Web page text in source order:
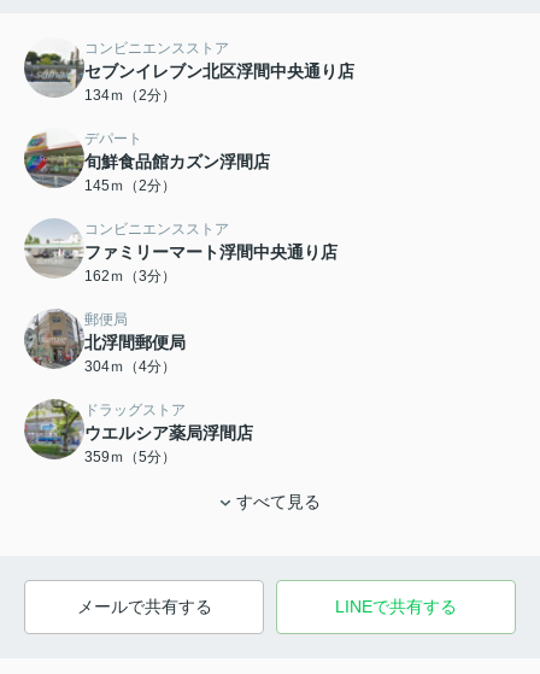
コンビニエンスストア
セブンイレブン北区浮間中央通り店
134ｍ（2分）
デパート
旬鮮食品館カズン浮間店
145ｍ（2分）
コンビニエンスストア
ファミリーマート浮間中央通り店
162ｍ（3分）
郵便局
北浮間郵便局
304ｍ（4分）
ドラッグストア
ウエルシア薬局浮間店
359ｍ（5分）
すべて見る
メールで共有する LINEで共有する